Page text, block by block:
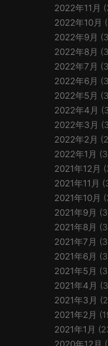
2022年11月
2022年10月
2022年9月
2022年8月
2022年7月
2022年6月
2022年5月
2022年4月
2022年3月
2022年2月
2022年1月
2021年12月
2021年11月
2021年10月
2021年9月
2021年8月
2021年7月
2021年6月
2021年5月
2021年4月
2021年3月
2021年2月
2021年1月